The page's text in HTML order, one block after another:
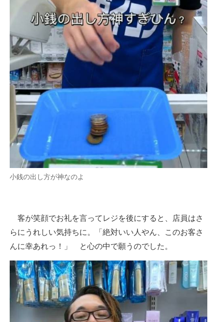
小銭の出し方が神なのよ
客が笑顔でお礼を言ってレジを後にすると、店員はさ
らにうれしい気持ちに。「絶対いい人やん、このお客さ
んに幸あれっ！」 と心の中で願うのでした。